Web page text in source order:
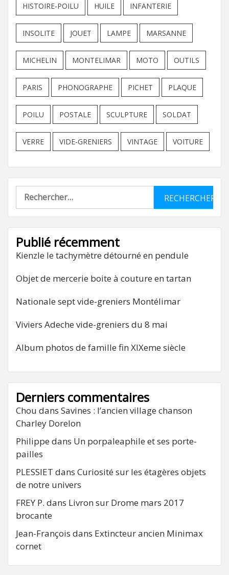
HISTOIRE-POILU HUILE INFANTERIE
INSOLITE JOUET LAMPE MARSANNE
MICHELIN MONTELIMAR MOTO OUTILS
PARIS PHONOGRAPHE PICHET PLAQUE
POILU POSTALE SCULPTURE SOLDAT
VERRE VIDE-GRENIERS VINTAGE VOITURE
Rechercher :
Publié récemment
Kienzle le tachymètre détourné en pendule
Objet de mercerie boite à couture en tartan
Nationale sept vide-greniers Montélimar
Viviers Adeche vide-greniers du 8 mai
Album photos de famille fin XIXeme siècle
Derniers commentaires
Chou dans Savines : l’ancien village chanson
Charley Dorelon
Philippe dans Un porpaleaphile et ses porte-
pailles
PLESSIET dans Curiosité sur les étagères objets
de notre univers
FREY P. dans Livron sur Drome mars 2017
brocante
Jean-François dans Extincteur ancien Minimax
cornet